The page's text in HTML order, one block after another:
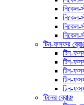
নিকেল-
নিকেল-
নিকেল-
নিকেল-
টিন-ফসফর
টিন-
টিন-
টিন-
টিন-
টিন-
টিনের ব্রোঞ্জ